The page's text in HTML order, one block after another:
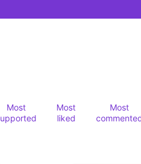
Most
Most
liked
Most